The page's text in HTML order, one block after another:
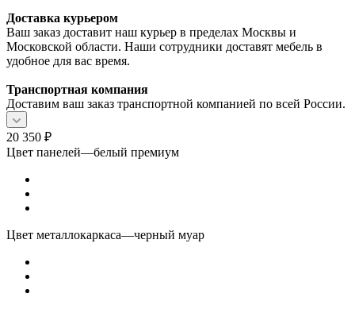
Доставка курьером
Ваш заказ доставит наш курьер в пределах Москвы и
Московской области. Наши сотрудники доставят мебель в
удобное для вас время.
Транспортная компания
Доставим ваш заказ транспортной компанией по всей России.
20 350 ₽
Цвет панелей—белый премиум
Цвет металлокаркаса—черный муар